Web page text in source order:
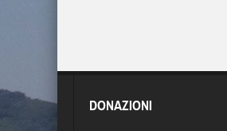
DONAZIONI